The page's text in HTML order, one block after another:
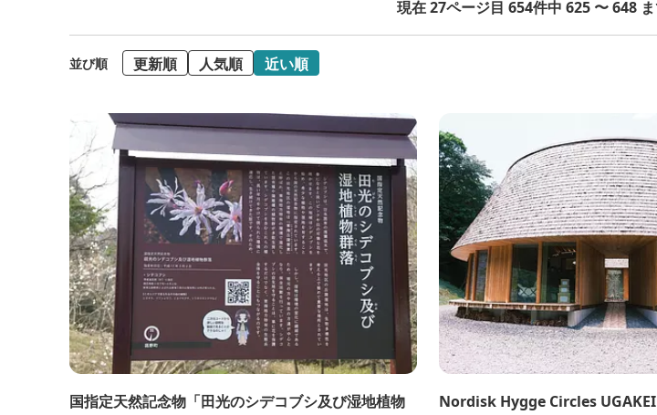
現在 27ページ目 654件中 625 〜 648
並び順 更新順 人気順 近い順
国指定天然記念物「田光のシデコブシ及び湿地植物
Nordisk Hygge Circles UGAKEI